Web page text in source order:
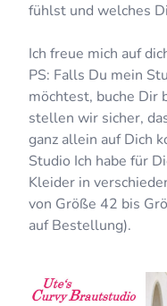
fühlst und welches
Ich freue mich auf
PS: Falls Du mein
möchtest, buche Dir
stellen wir sicher,
ganz allein auf Dich
Studio Ich habe für
Kleider in
von Größe 42 bis
auf Bestellung).